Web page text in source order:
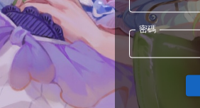
密碼